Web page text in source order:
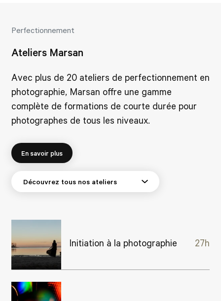
Perfectionnement
Ateliers Marsan
Avec plus de 20 ateliers de perfectionnement en
photographie, Marsan offre une gamme
complète de formations de courte durée pour
photographes de tous les niveaux.
En savoir plus
Initiation à la photographie 27h